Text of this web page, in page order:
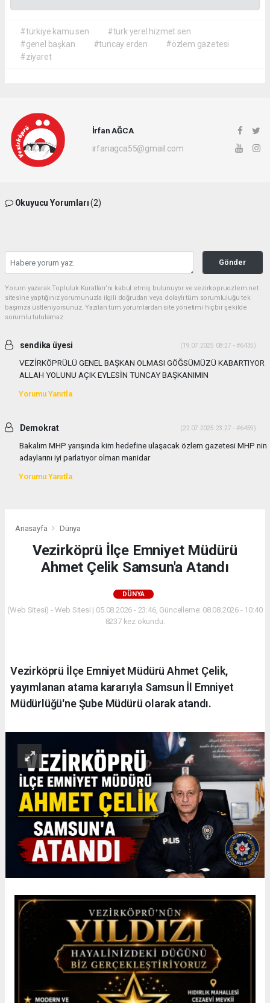
#türkiye kamu sen
#türk yerel hizmet sen
#genel başkan
#tuncay erden
#özlem gazetesi
#ziyaret
İrfan AĞCA
irfanagca55@gmail.com
Okuyucu Yorumları(2)
Gönder
Yorum yazarak Topluluk Kuralları’nı kabul etmiş bulunuyor ve vezirkopruozlem.net
sitesine yaptığınız yorumunuzla ilgili doğrudan veya dolaylı tüm sorumluluğu tek
başınıza üstleniyorsunuz. Yazılan tüm yorumlardan site yönetimi hiçbir şekilde
sorumlu tutulamaz.
sendika üyesi (19.07.2025 08:27 - #6435)
VEZİRKÖPRÜLÜ GENEL BAŞKAN OLMASI GÖĞSÜMÜZÜ KABARTIYOR
ALLAH YOLUNU AÇIK EYLESİN TUNCAY BAŞKANIMIN
Yorumu Yanıtla
Demokrat (22.07.2025 23:27 - #6459)
Bakalım MHP yarışında kim hedefine ulaşacak özlem gazetesi MHP nin
adaylarını iyi parlatıyor olman manidar
Yorumu Yanıtla
Anasayfa Dünya
Vezirköprü İlçe Emniyet Müdürü
Ahmet Çelik Samsun'a Atandı
DÜNYA
(Web Sitesi) - Web Sitesi | 05.08.2026 - 23:46, Güncelleme: 08.08.2026 - 10:40
8237 kez okundu.
Vezirköprü İlçe Emniyet Müdürü Ahmet Çelik,
yayımlanan atama kararıyla Samsun İl Emniyet
Müdürlüğü'ne Şube Müdürü olarak atandı.